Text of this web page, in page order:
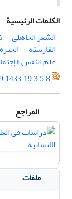
الكلمات الرئيسية
الشعر الجاهلی
الفارسیّة
الحیرة
علم النفس
ملفات